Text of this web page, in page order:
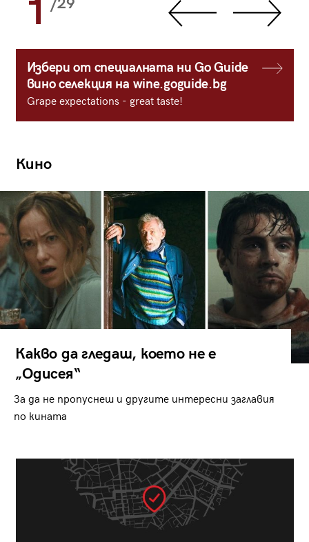
1 /29
Избери от специалната ни Go Guide
вино селекция на wine.goguide.bg
Grape expectations - great taste!
Кино
Какво да гледаш, което не е
„Одисея“
За да не пропуснеш и другите интересни заглавия
по кината